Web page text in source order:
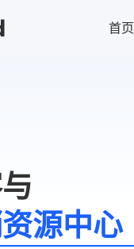
首页
源中心